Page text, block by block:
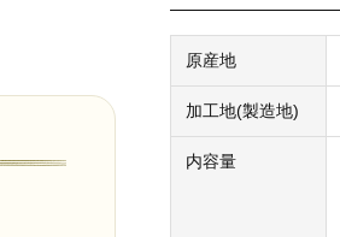
原産地
加工地(製造地)
内容量